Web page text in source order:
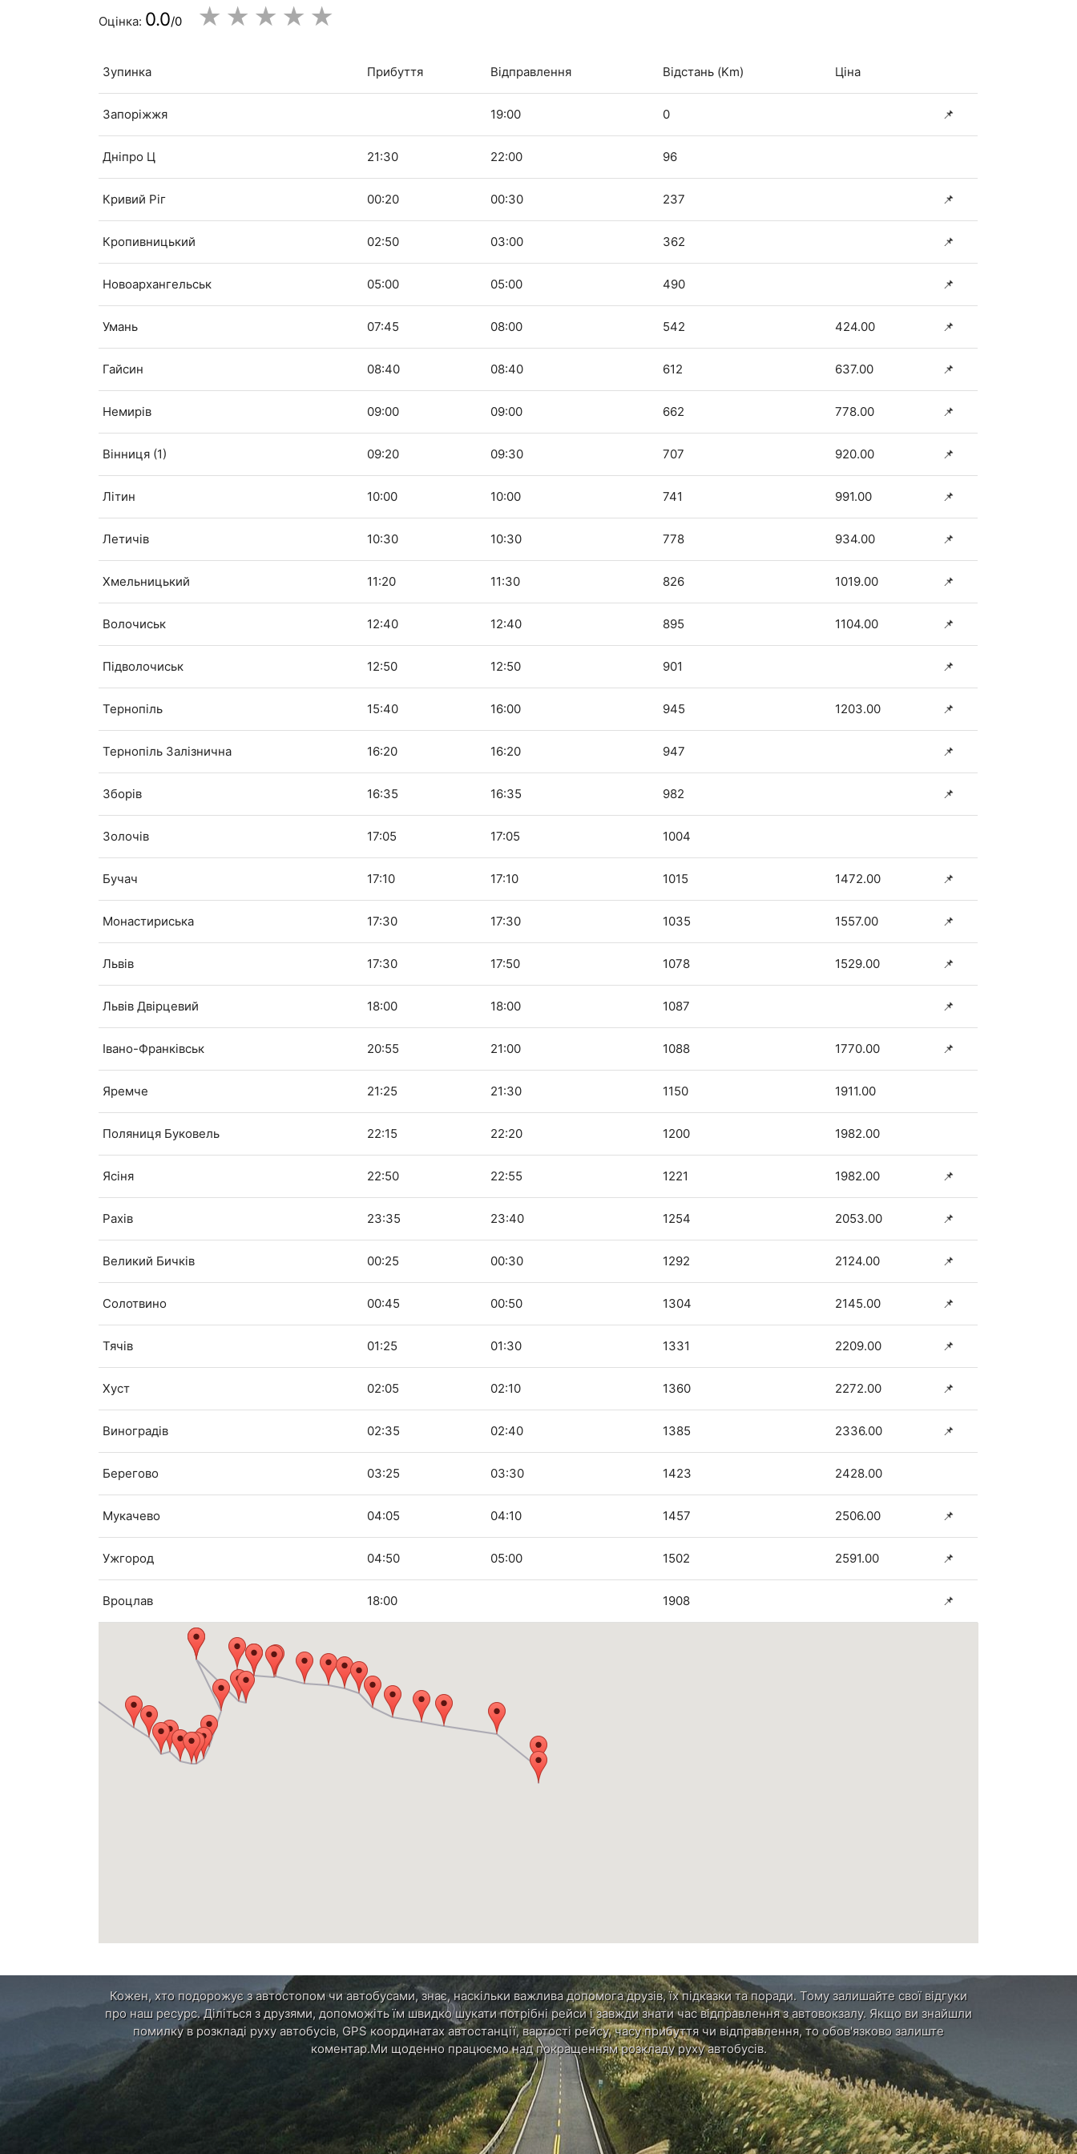
Оцінка: 0.0/0 ★ ★ ★ ★ ★
Зупинка Прибуття Відправлення Відстань (Km) Ціна
Запоріжжя 19:00 0 📌
Дніпро Ц 21:30 22:00 96
Кривий Ріг 00:20 00:30 237 📌
Кропивницький 02:50 03:00 362 📌
Новоархангельськ 05:00 05:00 490 📌
Умань 07:45 08:00 542 424.00 📌
Гайсин 08:40 08:40 612 637.00 📌
Немирів 09:00 09:00 662 778.00 📌
Вінниця (1) 09:20 09:30 707 920.00 📌
Літин 10:00 10:00 741 991.00 📌
Летичів 10:30 10:30 778 934.00 📌
Хмельницький 11:20 11:30 826 1019.00 📌
Волочиськ 12:40 12:40 895 1104.00 📌
Підволочиськ 12:50 12:50 901 📌
Тернопіль 15:40 16:00 945 1203.00 📌
Тернопіль Залізнична 16:20 16:20 947 📌
Зборів 16:35 16:35 982 📌
Золочів 17:05 17:05 1004
Бучач 17:10 17:10 1015 1472.00 📌
Монастириська 17:30 17:30 1035 1557.00 📌
Львів 17:30 17:50 1078 1529.00 📌
Львів Двірцевий 18:00 18:00 1087 📌
Івано-Франківськ 20:55 21:00 1088 1770.00 📌
Яремче 21:25 21:30 1150 1911.00
Поляниця Буковель 22:15 22:20 1200 1982.00
Ясіня 22:50 22:55 1221 1982.00 📌
Рахів 23:35 23:40 1254 2053.00 📌
Великий Бичків 00:25 00:30 1292 2124.00 📌
Солотвино 00:45 00:50 1304 2145.00 📌
Тячів 01:25 01:30 1331 2209.00 📌
Хуст 02:05 02:10 1360 2272.00 📌
Виноградів 02:35 02:40 1385 2336.00 📌
Берегово 03:25 03:30 1423 2428.00
Мукачево 04:05 04:10 1457 2506.00 📌
Ужгород 04:50 05:00 1502 2591.00 📌
Вроцлав 18:00 1908 📌
Кожен, хто подорожує з автостопом чи автобусами, знає, наскільки важлива допомога друзів, їх підказки та поради. Тому залишайте свої відгуки
про наш ресурс. Діліться з друзями, допоможіть їм швидко шукати потрібні рейси і завжди знати час відправлення з автовокзалу. Якщо ви знайшли
помилку в розкладі руху автобусів, GPS координатах автостанції, вартості рейсу, часу прибуття чи відправлення, то обов'язково залиште
коментар.Ми щоденно працюємо над покращенням розкладу руху автобусів.